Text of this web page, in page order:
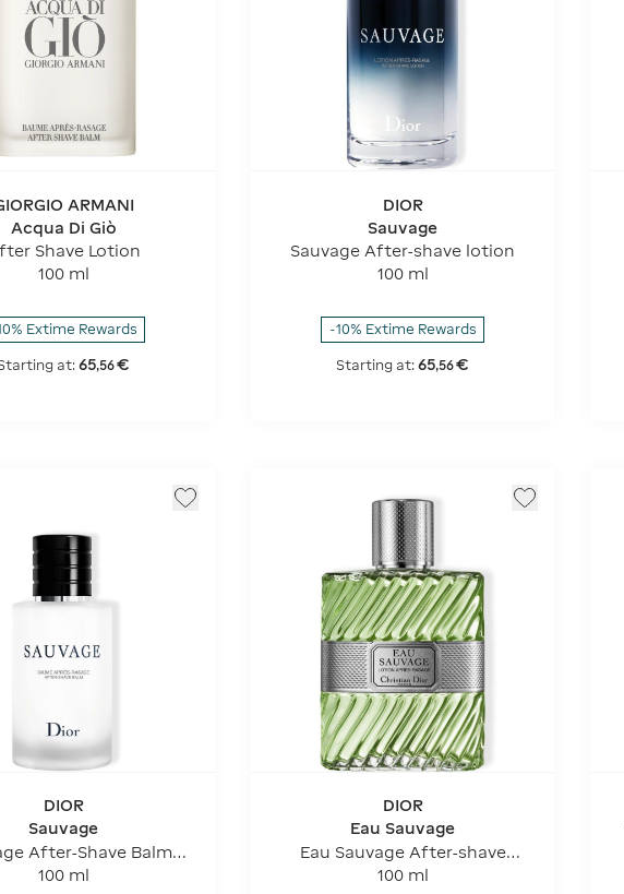
ARMANI
Acqua Di Giò
Shave Lotion
100 ml
Extime Rewards
at:65,56€
DIOR
Sauvage
Sauvage After-shave lotion
100 ml
-10% Extime Rewards
Starting at:65,56€
DIOR
Sauvage
After-Shave Balm
after-shave balm -
100 ml
DIOR
Eau Sauvage
Eau Sauvage After-shave
lotion
100 ml